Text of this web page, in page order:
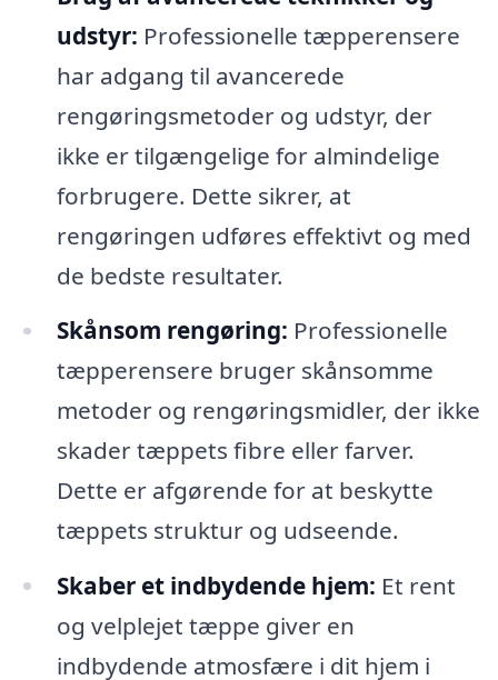
udstyr: Professionelle tæpperensere
har adgang til avancerede
rengøringsmetoder og udstyr, der
ikke er tilgængelige for almindelige
forbrugere. Dette sikrer, at
rengøringen udføres effektivt og med
de bedste resultater.
Skånsom rengøring: Professionelle
tæpperensere bruger skånsomme
metoder og rengøringsmidler, der ikke
skader tæppets fibre eller farver.
Dette er afgørende for at beskytte
tæppets struktur og udseende.
Skaber et indbydende hjem: Et rent
og velplejet tæppe giver en
indbydende atmosfære i dit hjem i